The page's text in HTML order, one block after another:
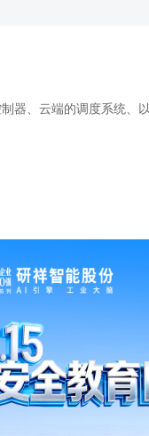
器、云端的调度系统、